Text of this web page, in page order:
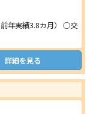
年実績3.8カ月） ○交
詳細を見る